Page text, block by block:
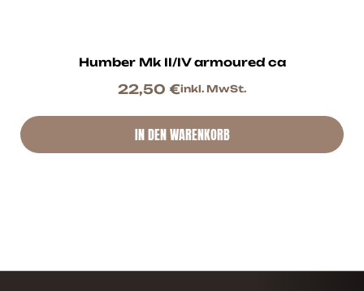
Humber Mk II/IV armoured ca
22,50 €inkl. MwSt.
IN DEN WARENKORB